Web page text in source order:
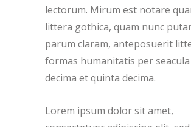
lectorum. Mirum est notare
littera gothica, quam nunc
parum claram, anteposuerit
formas humanitatis per
decima et quinta decima.
Lorem ipsum dolor sit amet,